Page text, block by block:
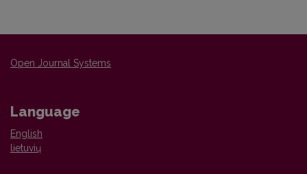
Open Journal Systems
Language
English
lietuvių